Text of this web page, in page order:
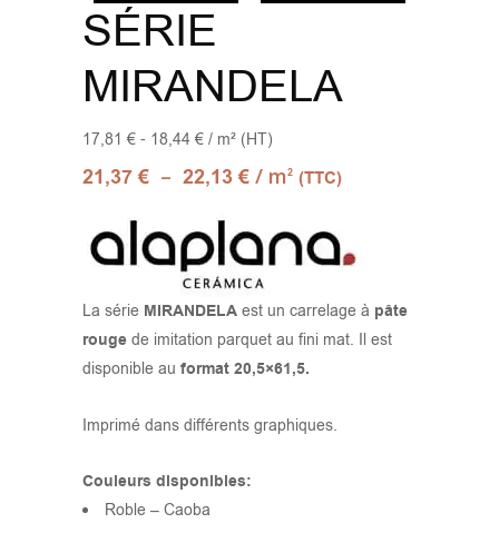
SÉRIE
MIRANDELA
17,81 € - 18,44 € / m² (HT)
21,37€ – 22,13€ / m2 (TTC)
La série MIRANDELA est un carrelage à pâte
rouge de imitation parquet au fini mat. Il est
disponible au format 20,5×61,5.
Imprimé dans différents graphiques.
Couleurs disponibles:
Roble – Caoba